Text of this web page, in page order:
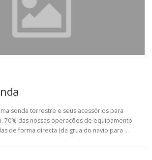
sonda terrestre e seus acessórios para
70% das nossas operações de equipamento
de forma directa (da grua do navio para …